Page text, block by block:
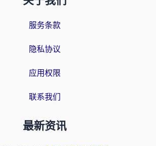
服务条款
隐私协议
应用权限
联系我们
最新资讯